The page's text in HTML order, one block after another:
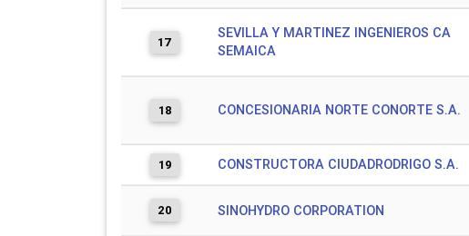
17
SEVILLA Y MARTINEZ INGENIEROS CA
SEMAICA
18 CONCESIONARIA NORTE CONORTE S.A.
19 CONSTRUCTORA CIUDADRODRIGO S.A.
20 SINOHYDRO CORPORATION